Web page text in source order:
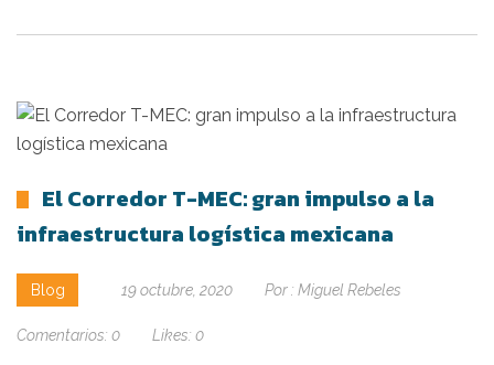
El Corredor T-MEC: gran impulso a la
infraestructura logística mexicana
Blog 19 octubre, 2020 Por : Miguel Rebeles
Comentarios: 0 Likes: 0